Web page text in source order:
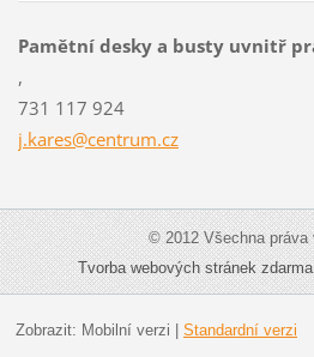
Pamětní desky a busty uvnitř
,
731 117 924
j.kares@centrum.cz
© 2012 Všechna práva
Tvorba webových stránek zdarma
Zobrazit: Mobilní verzi Standardní verzi